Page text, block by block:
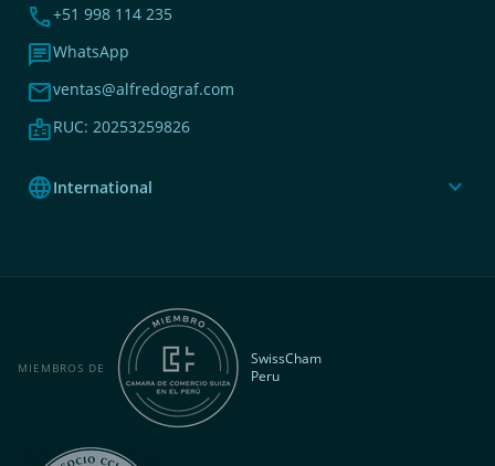
phone+51 998 114 235
chatWhatsApp
mailventas@alfredograf.com
badgeRUC: 20253259826
languageInternational expand_more
MIEMBROS DE
SwissCham
Peru